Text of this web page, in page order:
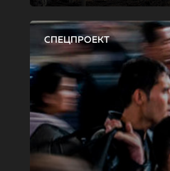
СПЕЦПРОЕКТ